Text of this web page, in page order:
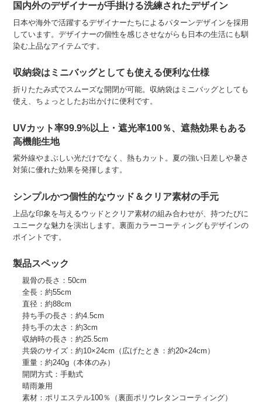
国内外のデザイナーが手掛ける洗練されたデザイン
日本や海外で活躍するデザイナーたちによるパターンデザインを採用
しています。デザイナーの個性を感じさせながらも日本の生活にも馴
染む上品なアイテムです。
収納袋はミニバッグとしても使える便利な仕様
折りたたみ式でスムーズな開閉が可能。収納袋はミニバッグとしても
使え、ちょっとしたお出かけに便利です。
UVカット率99.9%以上・遮光率100％、遮熱効果もある
高機能生地
紫外線やまぶしい光だけでなく、熱もカット。夏の強い日差しや暑さ
対策に優れた効果を発揮します。
シンプルかつ個性的なウッド＆クリア素材の手元
上品な印象を与えるウッドとクリア素材の組み合わせが、持つたびに
ユニークな魅力を演出します。裏面カラーコーティングもデザインの
ポイントです。
製品スペック
親骨の長さ：50cm
全長：約55cm
直径：約88cm
持ち手の長さ：約4.5cm
持ち手の太さ：約3cm
収納時の長さ：約25.5cm
共袋のサイズ：約10×24cm（広げたとき：約20×24cm）
重量：約240g（本体のみ）
開閉方式：手動式
晴雨兼用
素材：ポリエステル100％（裏面ポリウレタンコーティング）